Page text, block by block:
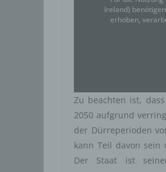
Ireland)
erhoben,
Zu beachten ist,
2050 aufgrund
der Dürreperioden
kann Teil davon sein
Der Staat ist